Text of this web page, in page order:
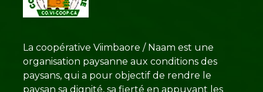
La coopérative Viimbaore / Naam est une
organisation paysanne aux conditions des
paysans, qui a pour objectif de rendre le
paysan sa dignité, sa fierté en appuyant les